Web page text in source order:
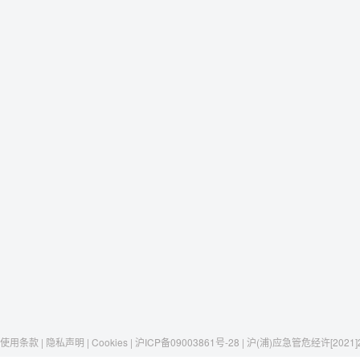
使用条款 | 隐私声明 | Cookies | 沪ICP备09003861号-28 | 沪(浦)应急管危经许